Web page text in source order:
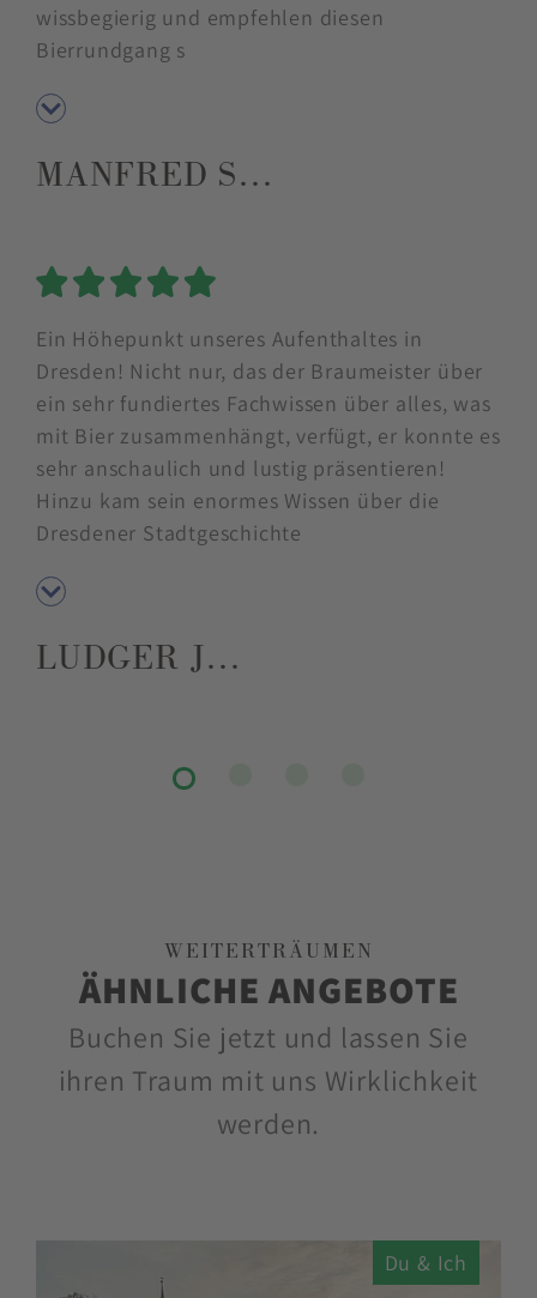
wissbegierig und empfehlen diesen
Bierrundgang s
MANFRED S…
Ein Höhepunkt unseres Aufenthaltes in
Dresden! Nicht nur, das der Braumeister über
ein sehr fundiertes Fachwissen über alles, was
mit Bier zusammenhängt, verfügt, er konnte es
sehr anschaulich und lustig präsentieren!
Hinzu kam sein enormes Wissen über die
Dresdener Stadtgeschichte
LUDGER J…
WEITERTRÄUMEN
ÄHNLICHE ANGEBOTE
Buchen Sie jetzt und lassen Sie
ihren Traum mit uns Wirklichkeit
werden.
Du & Ich